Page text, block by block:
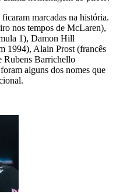
marcadas na história.
nos tempos de McLaren),
1), Damon Hill
1994), Alain Prost (francês
Rubens Barrichello
alguns dos nomes que